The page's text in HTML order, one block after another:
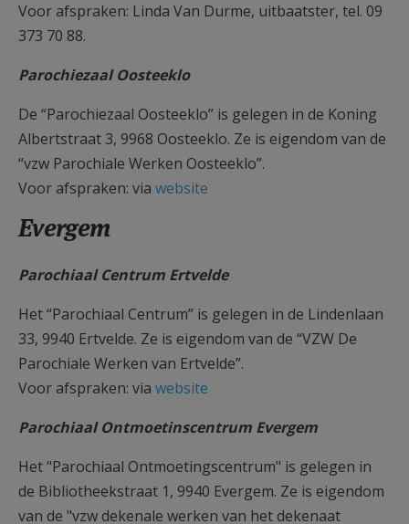
Voor afspraken: Linda Van Durme, uitbaatster, tel. 09
373 70 88.
Parochiezaal Oosteeklo
De “Parochiezaal Oosteeklo” is gelegen in de Koning
Albertstraat 3, 9968 Oosteeklo. Ze is eigendom van de
“vzw Parochiale Werken Oosteeklo”.
Voor afspraken: via website
Evergem
Parochiaal Centrum Ertvelde
Het “Parochiaal Centrum” is gelegen in de Lindenlaan
33, 9940 Ertvelde. Ze is eigendom van de “VZW De
Parochiale Werken van Ertvelde”.
Voor afspraken: via website
Parochiaal Ontmoetinscentrum Evergem
Het "Parochiaal Ontmoetingscentrum" is gelegen in
de Bibliotheekstraat 1, 9940 Evergem. Ze is eigendom
van de "vzw dekenale werken van het dekenaat